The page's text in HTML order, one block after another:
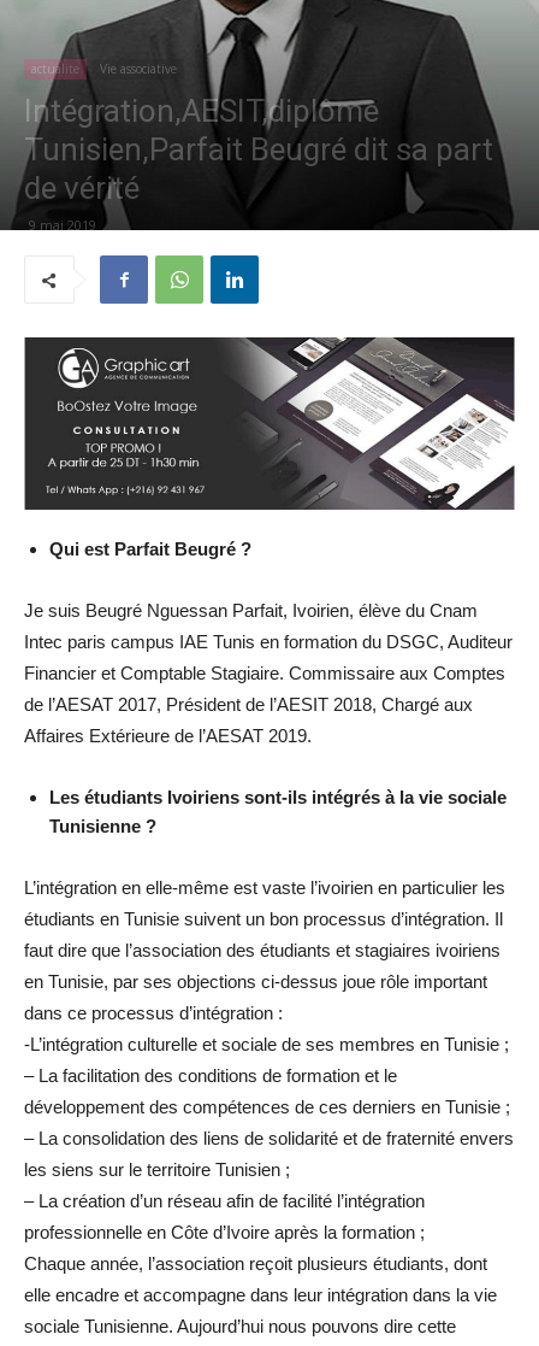
actualite Vie associative
Intégration,AESIT,diplôme
Tunisien,Parfait Beugré dit sa part
de vérité
9 mai 2019
Qui est Parfait Beugré ?
Je suis Beugré Nguessan Parfait, Ivoirien, élève du Cnam
Intec paris campus IAE Tunis en formation du DSGC, Auditeur
Financier et Comptable Stagiaire. Commissaire aux Comptes
de l’AESAT 2017, Président de l’AESIT 2018, Chargé aux
Affaires Extérieure de l’AESAT 2019.
Les étudiants Ivoiriens sont-ils intégrés à la vie sociale
Tunisienne ?
L’intégration en elle-même est vaste l’ivoirien en particulier les
étudiants en Tunisie suivent un bon processus d’intégration. Il
faut dire que l’association des étudiants et stagiaires ivoiriens
en Tunisie, par ses objections ci-dessus joue rôle important
dans ce processus d’intégration :
-L’intégration culturelle et sociale de ses membres en Tunisie ;
– La facilitation des conditions de formation et le
développement des compétences de ces derniers en Tunisie ;
– La consolidation des liens de solidarité et de fraternité envers
les siens sur le territoire Tunisien ;
– La création d’un réseau afin de facilité l’intégration
professionnelle en Côte d’Ivoire après la formation ;
Chaque année, l’association reçoit plusieurs étudiants, dont
elle encadre et accompagne dans leur intégration dans la vie
sociale Tunisienne. Aujourd’hui nous pouvons dire cette